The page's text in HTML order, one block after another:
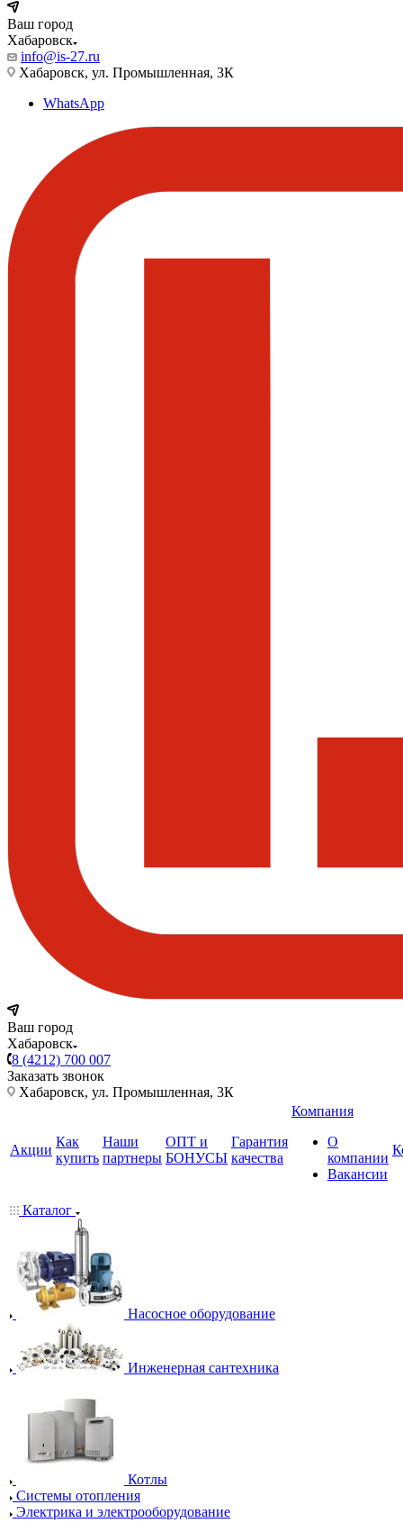
Ваш город
Хабаровск
info@is-27.ru
Хабаровск, ул. Промышленная, 3К
WhatsApp
Ваш город
Хабаровск
8 (4212) 700 007
Заказать звонок
Хабаровск, ул. Промышленная, 3К
Акции
Как
купить
Наши
партнеры
ОПТ и
БОНУСЫ
Гарантия
качества
Компания
О
компании
Вакансии
Каталог
Насосное оборудование
Инженерная сантехника
Котлы
Системы отопления
Электрика и электрооборудование